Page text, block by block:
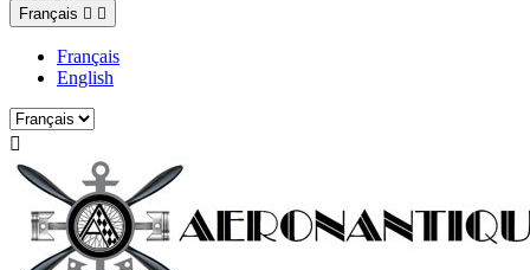
Français  
Français
English
